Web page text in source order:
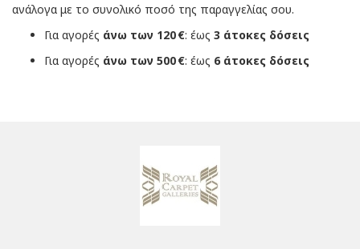
ανάλογα με το συνολικό ποσό της παραγγελίας σου.
Για αγορές άνω των 120 €: έως 3 άτοκες δόσεις
Για αγορές άνω των 500 €: έως 6 άτοκες δόσεις